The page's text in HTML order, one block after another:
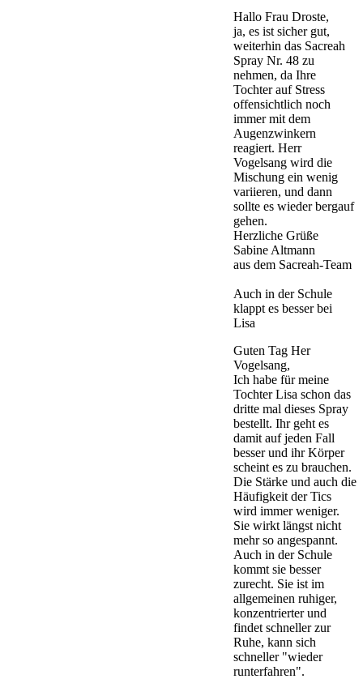
Hallo Frau Droste,
ja, es ist sicher gut,
weiterhin das Sacreah
Spray Nr. 48 zu
nehmen, da Ihre
Tochter auf Stress
offensichtlich noch
immer mit dem
Augenzwinkern
reagiert. Herr
Vogelsang wird die
Mischung ein wenig
variieren, und dann
sollte es wieder bergauf
gehen.
Herzliche Grüße
Sabine Altmann
aus dem Sacreah-Team
Auch in der Schule
klappt es besser bei
Lisa
Guten Tag Her
Vogelsang,
Ich habe für meine
Tochter Lisa schon das
dritte mal dieses Spray
bestellt. Ihr geht es
damit auf jeden Fall
besser und ihr Körper
scheint es zu brauchen.
Die Stärke und auch die
Häufigkeit der Tics
wird immer weniger.
Sie wirkt längst nicht
mehr so angespannt.
Auch in der Schule
kommt sie besser
zurecht. Sie ist im
allgemeinen ruhiger,
konzentrierter und
findet schneller zur
Ruhe, kann sich
schneller "wieder
runterfahren".